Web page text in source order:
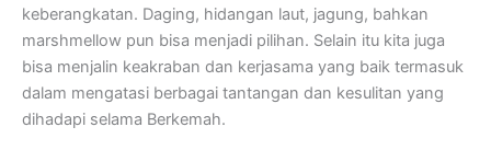
keberangkatan. Daging, hidangan laut, jagung, bahkan
marshmellow pun bisa menjadi pilihan. Selain itu kita juga
bisa menjalin keakraban dan kerjasama yang baik termasuk
dalam mengatasi berbagai tantangan dan kesulitan yang
dihadapi selama Berkemah.